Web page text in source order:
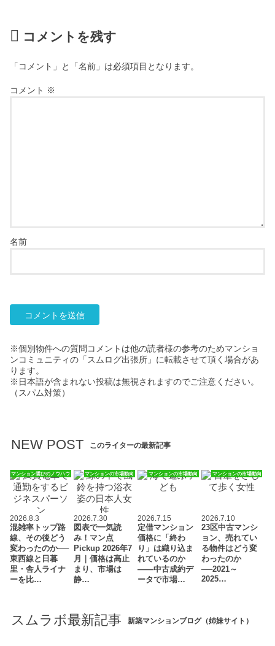
コメントを残す
「コメント」と「名前」は必須項目となります。
コメント ※
名前
※個別物件への質問コメントは他の読者様の参考のためマンショ
ンコミュニティの「スムログ出張所」に転載させて頂く場合があ
ります。
※日本語が含まれない投稿は無視されますのでご注意ください。
（スパム対策）
NEW POST このライターの最新記事
マンション選びのノウハウ
2026.8.3
混雑率トップ路
線、その後どう
変わったのか──
東西線と日暮
里・舎人ライナ
ーを比…
マンションの市場動向
2026.7.30
図表で一気読
み！マン点
Pickup 2026年7
月｜価格は高止
まり、市場は
静…
マンションの市場動向
2026.7.15
定借マンション
価格に「終わ
り」は織り込ま
れているのか
――中古成約デ
ータで市場…
マンションの市場動向
2026.7.10
23区中古マンシ
ョン、売れてい
る物件はどう変
わったのか
──2021～
2025…
スムラボ最新記事 新築マンションブログ（姉妹サイト）